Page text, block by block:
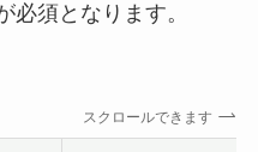
必須となります。
スクロールできます